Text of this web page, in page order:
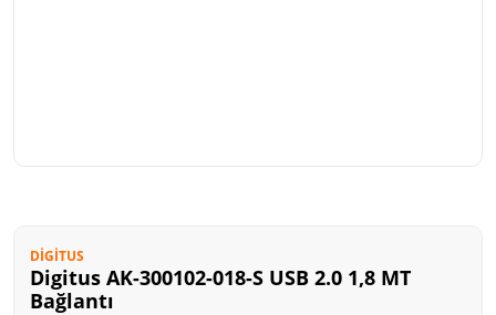
DIGITUS
Digitus AK-300102-018-S USB 2.0 1,8 MT
Bağlantı